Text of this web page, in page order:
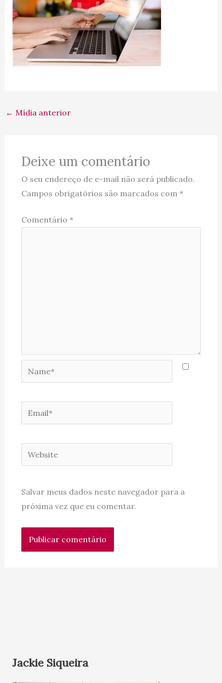
← Mídia anterior
Deixe um comentário
O seu endereço de e-mail não será publicado.
Campos obrigatórios são marcados com *
Comentário *
Name*
Email*
Website
Salvar meus dados neste navegador para a
próxima vez que eu comentar.
Jackie Siqueira